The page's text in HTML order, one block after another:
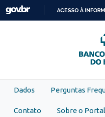
Skip to main content
ACESSO À
Dados Perguntas
Contato Sobre o Portal